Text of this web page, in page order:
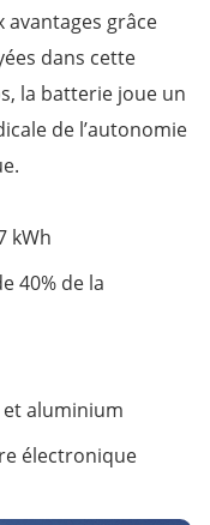
grâce
dans cette
la batterie joue un
de l’autonomie
kWh
40% de la
aluminium
électronique